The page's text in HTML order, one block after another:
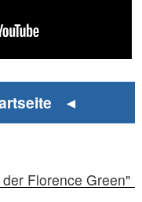
◄
Florence Green"